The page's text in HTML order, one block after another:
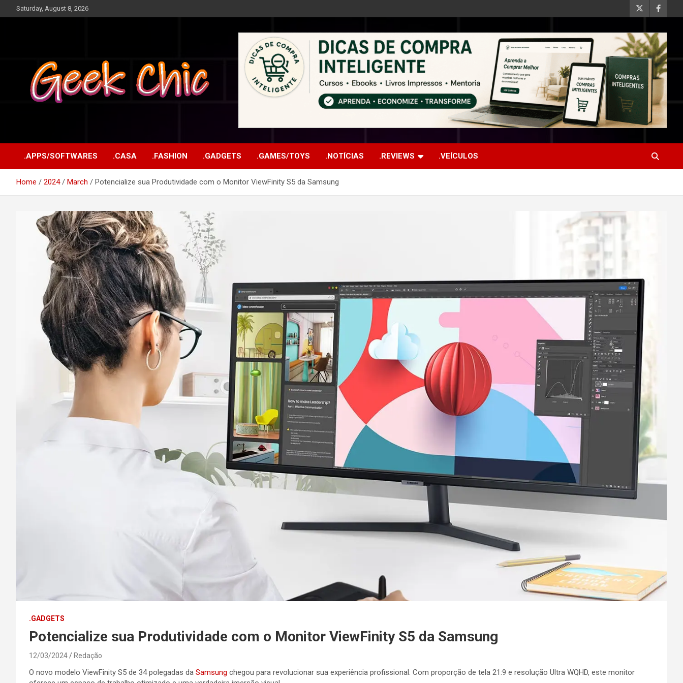
to
Saturday, August 8, 2026
.APPS/SOFTWARES .CASA .FASHION .GADGETS .GAMES/TOYS .NOTÍCIAS .REVIEWS .VEÍCULOS
Home 2024 March Potencialize sua Produtividade com o Monitor ViewFinity S5 da Samsung
.GADGETS
Potencialize sua Produtividade com o Monitor ViewFinity S5 da Samsung
12/03/2024 Redação
O novo modelo ViewFinity S5 de 34 polegadas da Samsung chegou para revolucionar sua experiência profissional. Com proporção de tela 21:9 e resolução Ultra WQHD, este monitor